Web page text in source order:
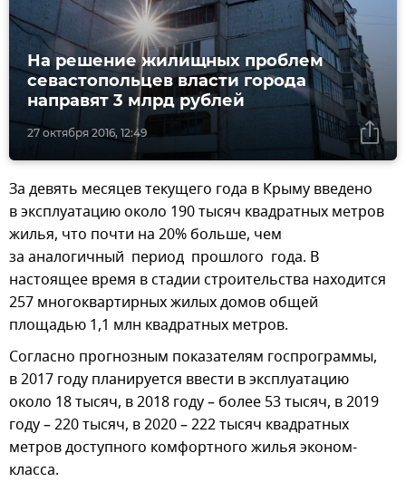
27 октября 2016, 12:49
На решение жилищных проблем
севастопольцев власти города
направят 3 млрд рублей
За девять месяцев текущего года в Крыму введено
в эксплуатацию около 190 тысяч квадратных метров
жилья, что почти на 20% больше, чем
за аналогичный период прошлого года. В
настоящее время в стадии строительства находится
257 многоквартирных жилых домов общей
площадью 1,1 млн квадратных метров.
Согласно прогнозным показателям госпрограммы,
в 2017 году планируется ввести в эксплуатацию
около 18 тысяч, в 2018 году – более 53 тысяч, в 2019
году – 220 тысяч, в 2020 – 222 тысяч квадратных
метров доступного комфортного жилья эконом-
класса.